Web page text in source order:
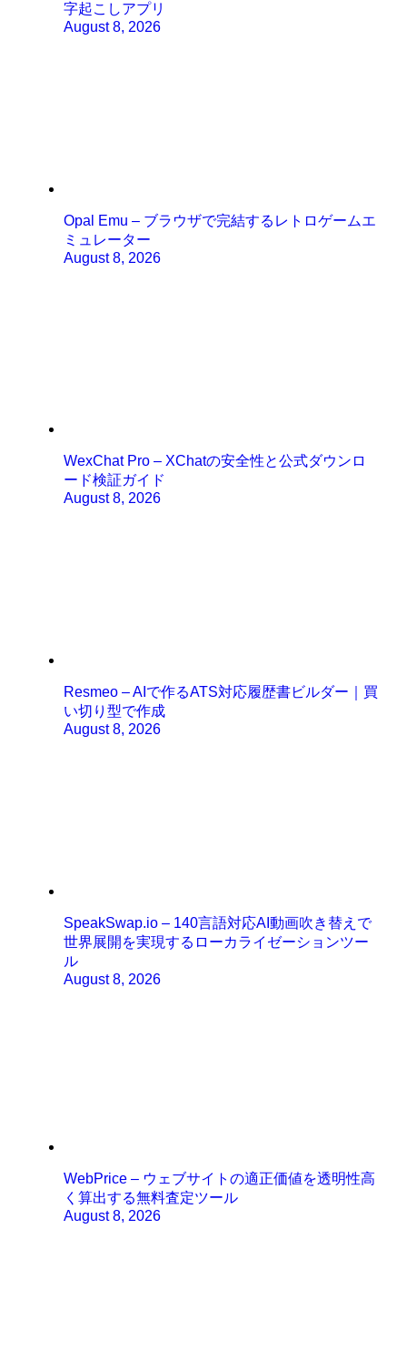
字起こしアプリ
August 8, 2026
Opal Emu – ブラウザで完結するレトロゲームエ
ミュレーター
August 8, 2026
WexChat Pro – XChatの安全性と公式ダウンロ
ード検証ガイド
August 8, 2026
Resmeo – AIで作るATS対応履歴書ビルダー｜買
い切り型で作成
August 8, 2026
SpeakSwap.io – 140言語対応AI動画吹き替えで
世界展開を実現するローカライゼーションツー
ル
August 8, 2026
WebPrice – ウェブサイトの適正価値を透明性高
く算出する無料査定ツール
August 8, 2026